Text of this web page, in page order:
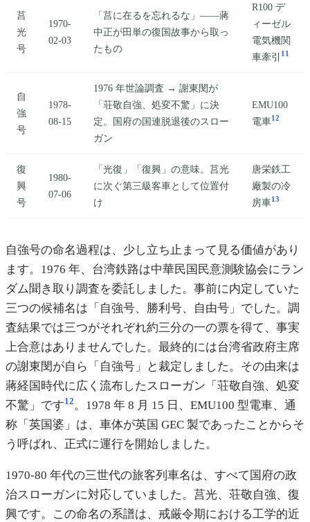
莒
光
号
1970-
02-03
「莒に在るを忘れるな」——蔣
中正が田単の復国故事から取っ
たもの
R100 デ
ィーゼル
電気機関
車牽引
11
自
強
号
1978-
08-15
1976 年世論調査 → 謝東閔が
「荘敬自強、処変不驚」に決
定。国府の国連脱退後のスロー
ガン
EMU100
電車12
復
興
号
1980-
07-06
「光復」「復興」の意味。莒光
に次ぐ第三級客車として位置付
け
唐栄鉄工
廠製の冷
房車13
自強号の命名過程は、少し立ち止まって見る価値があり
ます。1976 年、台湾鉄路は中華民国民意測験協会にラン
ダム聞き取り調査を委託しました。事前に内定していた
三つの候補名は「自強号、勝利号、自由号」でした。調
査結果では三つがそれぞれ約三分の一の票を得て、事実
上合意はありませんでした。最終的には台湾省政府主席
の謝東閔が自ら「自強号」と裁定しました。その由来は
蔣経国時代に広く流布したスローガン「荘敬自強、処変
不驚」です12 。1978 年 8 月 15 日、EMU100 型電車、通
称「英国婆」は、車体が英国 GEC 製であったことからそ
う呼ばれ、正式に運行を開始しました。
1970-80 年代の三世代の旅客列車名は、すべて国府の政
治スローガンに対応していました。莒光、荘敬自強、復
興です。この命名の系譜は、戒厳令期における工学的近